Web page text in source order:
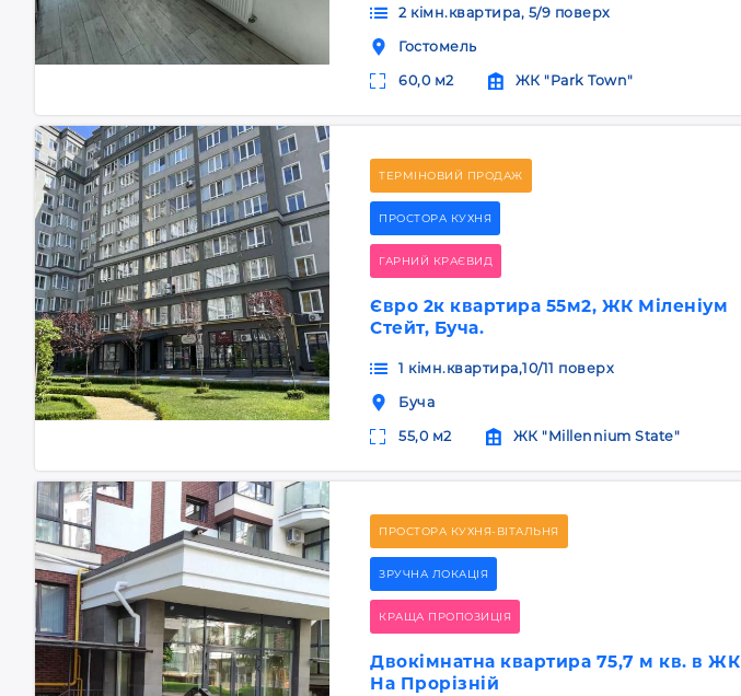
2 кімн.квартира, 5/9 поверх
Гостомель
60,0 м2 ЖК "Park Town"
ТЕРМІНОВИЙ ПРОДАЖ
ПРОСТОРА КУХНЯ
ГАРНИЙ КРАЄВИД
Євро 2к квартира 55м2, ЖК Міленіум
Стейт, Буча.
1 кімн.квартира,10/11 поверх
Буча
55,0 м2 ЖК "Millennium State"
ПРОСТОРА КУХНЯ-ВІТАЛЬНЯ
ЗРУЧНА ЛОКАЦІЯ
КРАЩА ПРОПОЗИЦІЯ
Двокімнатна квартира 75,7 м кв. в ЖК
На Прорізній